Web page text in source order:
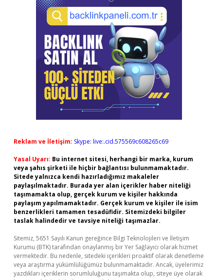
Reklam ve İletişim: Skype: live:.cid.575569c608265c69
Yasal Uyarı: Bu internet sitesi, herhangi bir marka, kurum
veya şahıs şirketi ile hiçbir bağlantısı bulunmamaktadır.
Sitede yalnızca kendi hazırladığımız makaleler
paylaşılmaktadır. Burada yer alan içerikler haber niteliği
taşımamakta olup, gerçek kurum ve kişiler hakkında
paylaşım yapılmamaktadır. Gerçek kurum ve kişiler ile isim
benzerlikleri tamamen tesadüfidir. Sitemizdeki bilgiler
taslak halindedir ve tavsiye niteliği taşımazlar.
Sitemiz, 5651 Sayılı Kanun gereğince Bilgi Teknolojileri ve İletişim
Kurumu (BTK) tarafından onaylanmış bir Yer Sağlayıcı olarak hizmet
vermektedir. Bu nedenle, sitedeki içerikleri proaktif olarak denetleme
veya araştırma yükümlülüğümüz bulunmamaktadır. Ancak, üyelerimiz
yazdıkları içeriklerin sorumluluğunu taşımakta olup, siteye üye olarak